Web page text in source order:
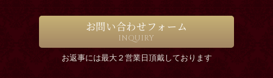
お問い合わせフォーム
INQUIRY
お返事には最大２営業日頂戴しております